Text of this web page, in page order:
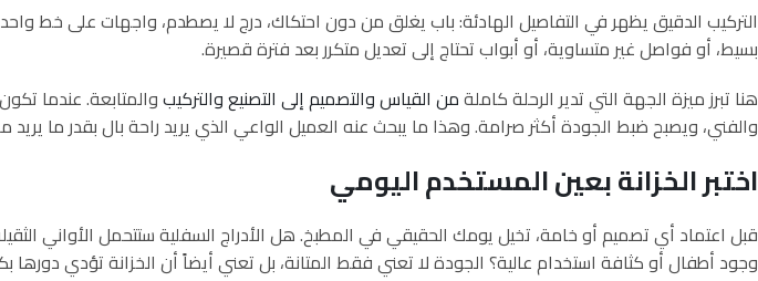
التركيب الدقيق يظهر في التفاصيل الهادئة: باب يغلق من دون احتكاك، درج لا يصطدم، واجهات على خط
بسيط، أو فواصل غير متساوية، أو أبواب تحتاج إلى تعديل متكرر بعد فترة قصيرة.
هنا تبرز ميزة الجهة التي تدير الرحلة كاملةمن القياس والتصميم إلى التصنيع والتركيبوالمتابعة. عندما
والفني، ويصبح ضبط الجودة أكثر صرامة. وهذا ما يبحث عنه العميل الواعي الذي يريد راحة بال بقدر ما يريد
اختبر الخزانة بعين المستخدم اليومي
قبل اعتماد أي تصميم أو خامة، تخيل يومك الحقيقي في المطبخ. هل الأدراج السفلية ستتحمل الأواني
وجود أطفال أو كثافة استخدام عالية؟ الجودة لا تعني فقط المتانة، بل تعني أيضاً أن الخزانة تؤدي